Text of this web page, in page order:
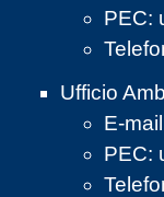
PEC:
Ufficio
E-
PEC: